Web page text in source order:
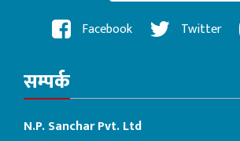
Facebook Twitter
सम्पर्क
N.P. Sanchar Pvt. Ltd